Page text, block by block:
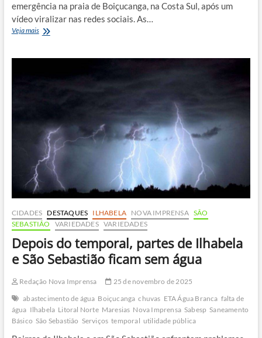
emergência na praia de Boiçucanga, na Costa Sul, após um
vídeo viralizar nas redes sociais. As…
Veja maisVídeo
CIDADES DESTAQUES ILHABELA NOVA IMPRENSA SÃO
SEBASTIÃO
VARIEDADES VARIEDADES
Depois do temporal, partes de Ilhabela
e São Sebastião ficam sem água
Redação Nova Imprensa
25 de novembro de 2025
abastecimento de água Boiçucanga chuvas ETA Água Branca falta de
água Ilhabela Litoral Norte Maresias Nova Imprensa Sabesp Saneamento
Básico São Sebastião Serviços temporal utilidade pública